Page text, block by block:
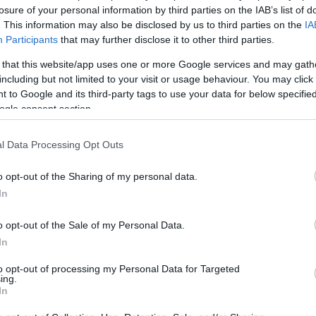
of your personal information by third parties on the IAB’s list of
This information may also be disclosed by us to third parties on the
Participants that may further disclose it to other third parties.
that this website/app uses one or more Google services and may
but not limited to your visit or usage behaviour. You may
to Google and its third-party tags to use your data for below
consent section.
Data Processing Opt Outs
opt-out of the Sharing of my personal data.
opt-out of the Sale of my Personal Data.
opt-out of processing my Personal Data for Targeted
τεχνικές επιτροπές, ο Γενικός Γραμματέας δηλώνει
τους», υπογραμμίζοντας την «προστιθέμενη αξία» του
ειρηνευτικής προσπάθειας. Καλεί, ωστόσο, τους δύο
κρίσεων και το περιβάλλον. Επαναλαμβάνει ότι η
και η συνεργασία» μεταξύ των παιδιών σχολικής
Γραμματέας αναφέρεται και στον αθλητισμό,
συμφιλίωσης και οικοδόμησης εμπιστοσύνης, ιδίως
άτομα που διαφορετικά ίσως να μην αλληλεπιδρούσαν».
η έκθεση περιλαμβάνει και σαφή προειδοποίηση
Ο Γενικός Γραμματέας δηλώνει ότι παραμένει «βαθιά
Όπως
κβο της περιοχής, την ακεραιότητα της νεκρής ζώνης
Βαρώσια, επαναλαμβάνει ότι συνεχίζει να παρακολουθεί
Ηνωμένων Εθνών για τα Βαρώσια παραμένει
550 και 789 του Συμβουλίου Ασφαλείας.
, ο Γενικός Γραμματέας
των αδιεξόδων» γύρω από το άνοιγμα νέων
της διακίνησης ανθρώπων και αγαθών μέσω των
του σημείου διέλευσης Αγίου Δομετίου/Μετεχάν
και υπηρεσίες, όπως είχαν συμφωνήσει οι ηγέτες στις
καλεί σε πλήρη εφαρμογή του
Κανονισμού της
εμπορίου και της συνεργασίας μεταξύ των δύο
να συνεργαστούν σε άλλα σημαντικά ζητήματα που